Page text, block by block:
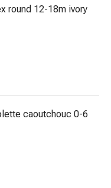
round 12-18m ivory
caoutchouc 0-6